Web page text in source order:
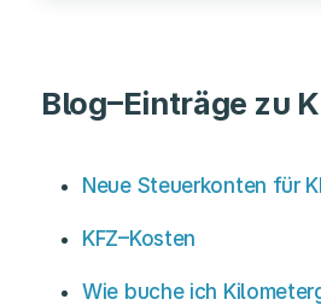
Blog–Einträge zu
Neue Steuerkonten für
KFZ–Kosten
Wie buche ich